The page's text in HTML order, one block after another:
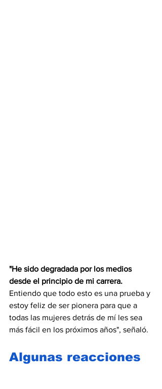
"He sido degradada por los medios
desde el principio de mi carrera.
Entiendo que todo esto es una prueba y
estoy feliz de ser pionera para que a
todas las mujeres detrás de mí les sea
más fácil en los próximos años", señaló.
Algunas reacciones